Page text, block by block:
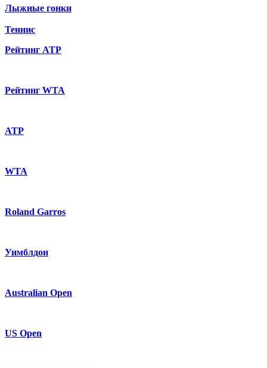
Лыжные гонки
Теннис
Рейтинг ATP
Рейтинг WTA
ATP
WTA
Roland Garros
Уимблдон
Australian Open
US Open